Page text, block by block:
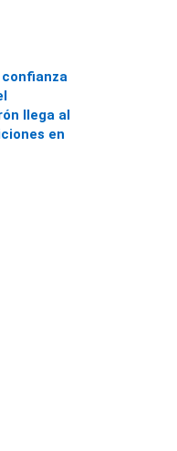
confianza
llega al
en